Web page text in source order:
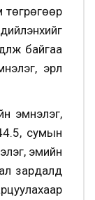
төгрөгөөр
байгаа
эрүүл
эмнэлэг,
сумын
эмийн
зардалд